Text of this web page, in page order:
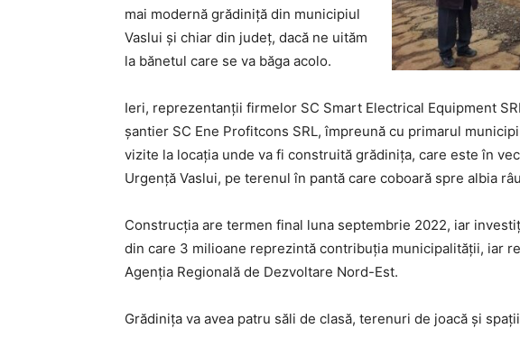
mai modernă grădiniță din municipiul
Vaslui și chiar din județ, dacă ne uităm
la bănetul care se va băga acolo.
Ieri, reprezentanții firmelor SC Smart Electrical Equipment
șantier SC Ene Profitcons SRL, împreună cu primarul
vizite la locația unde va fi construită grădinița, care este în
Urgență Vaslui, pe terenul în pantă care coboară spre albia
Construcția are termen final luna septembrie 2022, iar
din care 3 milioane reprezintă contribuția municipalității, iar
Agenția Regională de Dezvoltare Nord-Est.
Grădinița va avea patru săli de clasă, terenuri de joacă și